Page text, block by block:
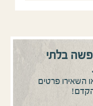
בלתי
השאירו פרטים